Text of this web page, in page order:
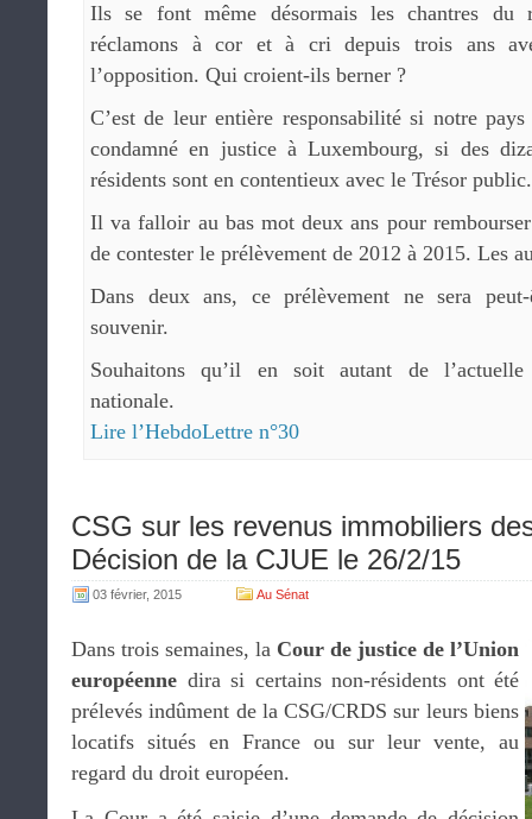
Ils se font même désormais les chantres du
réclamons à cor et à cri depuis trois ans
l’opposition. Qui croient-ils berner ?
C’est de leur entière responsabilité si notre
condamné en justice à Luxembourg, si des
résidents sont en contentieux avec le Trésor public.
Il va falloir au bas mot deux ans pour
de contester le prélèvement de 2012 à 2015. Les
Dans deux ans, ce prélèvement ne sera
souvenir.
Souhaitons qu’il en soit autant de
nationale.
Lire l’HebdoLettre n°30
CSG sur les revenus immobiliers
Décision de la CJUE le 26/2/15
03 février, 2015 Au Sénat
Dans trois semaines, la Cour de justice de l’Union
européenne dira si certains non-résidents ont été
prélevés indûment de la CSG/CRDS sur leurs biens
locatifs situés en France ou sur leur vente, au
regard du droit européen.